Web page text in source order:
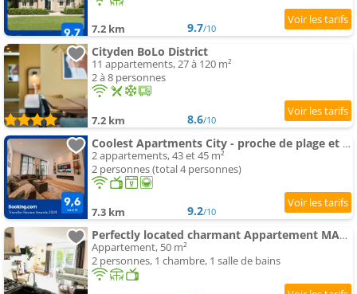
7.2 km 9.7/10
Cityden BoLo District
11 appartements, 27 à 120 m²
2 à 8 personnes
7.2 km 8.6/10
Coolest Apartments City - proche de plage et Amsterdam
2 appartements, 43 et 45 m²
2 personnes (total 4 personnes)
7.3 km 9.2/10
Perfectly located charmant Appartement MAGDALENAfor true connoisseurs
Appartement, 50 m²
2 personnes, 1 chambre, 1 salle de bains